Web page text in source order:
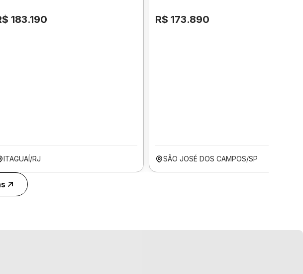
183.190
ITAGUAÍ/RJ
R$ 173.890
SÃO JOSÉ DOS CAMPOS/SP